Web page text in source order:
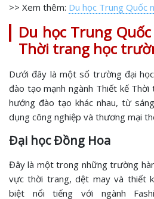
>> Xem thêm: Du học Trung Quốc
Du học Trung
Thời trang học
Dưới đây là một số trường đại
đào tạo mạnh ngành Thiết kế
hướng đào tạo khác nhau, từ
dụng công nghiệp và thương mại
Đại học Đồng Hoa
Đây là một trong những trường
vực thời trang, dệt may và thiết
biệt nổi tiếng với ngành